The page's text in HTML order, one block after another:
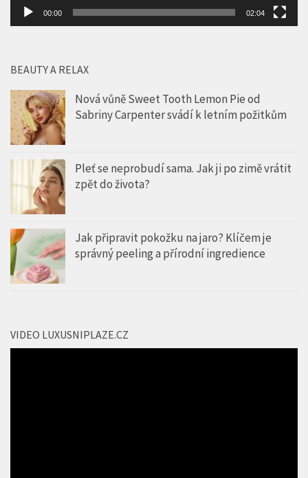
00:00 02:04
BEAUTY A RELAX
Nová vůně Sweet Tooth Lemon Pie od
Sabriny Carpenter svádí k letním požitkům
Pleť se neprobudí sama. Jak ji po zimě vrátit
zpět do života?
Jak připravit pokožku na jaro? Klíčem je
správný peeling a přírodní ingredience
VIDEO LUXUSNIPLAZE.CZ